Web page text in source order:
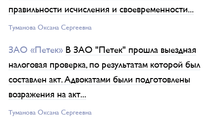
правильности исчисления и своевременности...
Туманова Окcана Сергеевна
ЗАО «Петек» В ЗАО "Петек" прошла выездная
налоговая проверка, по результатам которой был
составлен акт. Адвокатами были подготовлены
возражения на акт...
Туманова Окcана Сергеевна